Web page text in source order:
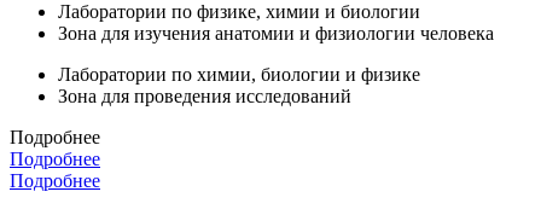
Лаборатории по физике, химии и биологии
Зона для изучения анатомии и физиологии человека
Лаборатории по химии, биологии и физике
Зона для проведения исследований
Подробнее
Подробнее
Подробнее